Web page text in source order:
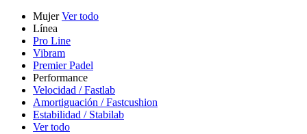
MujerVer todo
Línea
Pro Line
Vibram
Premier Padel
Performance
Velocidad / Fastlab
Amortiguación / Fastcushion
Estabilidad / Stabilab
Ver todo